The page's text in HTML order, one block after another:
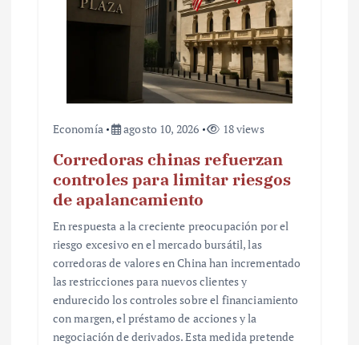
Economía agosto 10, 2026 18 views
Corredoras chinas refuerzan
controles para limitar riesgos
de apalancamiento
En respuesta a la creciente preocupación por el
riesgo excesivo en el mercado bursátil, las
corredoras de valores en China han incrementado
las restricciones para nuevos clientes y
endurecido los controles sobre el financiamiento
con margen, el préstamo de acciones y la
negociación de derivados. Esta medida pretende